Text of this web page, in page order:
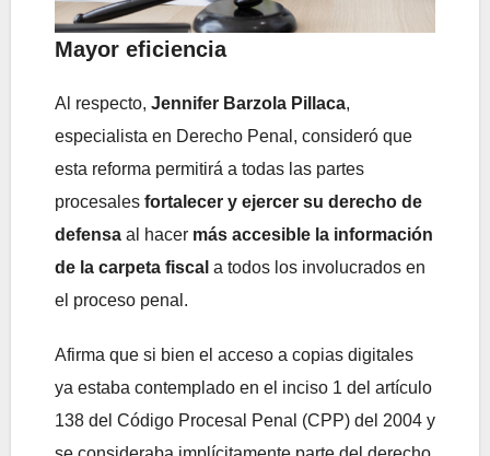
Mayor eficiencia
Al respecto, Jennifer Barzola Pillaca,
especialista en Derecho Penal, consideró que
esta reforma permitirá a todas las partes
procesales fortalecer y ejercer su derecho de
defensa al hacer más accesible la información
de la carpeta fiscal a todos los involucrados en
el proceso penal.
Afirma que si bien el acceso a copias digitales
ya estaba contemplado en el inciso 1 del artículo
138 del Código Procesal Penal (CPP) del 2004 y